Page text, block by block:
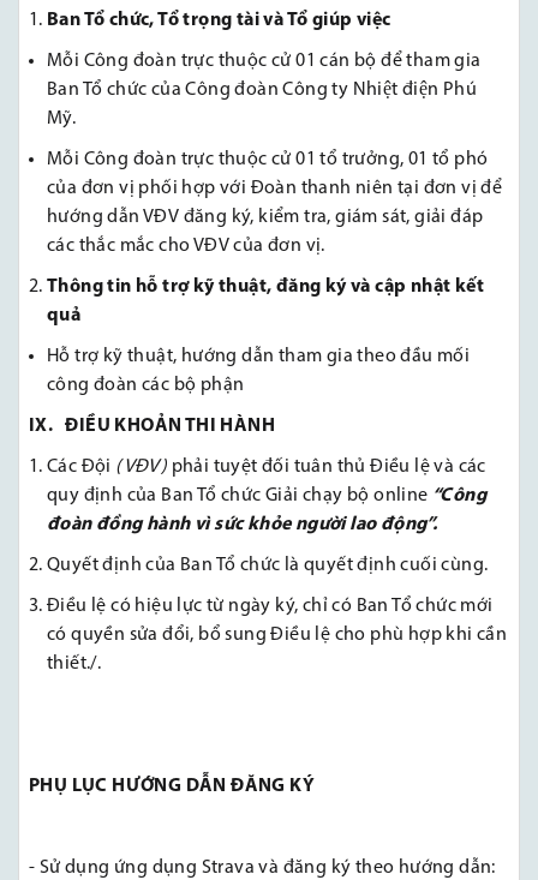
Ban Tổ chức, Tổ trọng tài và Tổ giúp việc
Mỗi Công đoàn trực thuộc cử 01 cán bộ để tham gia
Ban Tổ chức của Công đoàn Công ty Nhiệt điện Phú
Mỹ.
Mỗi Công đoàn trực thuộc cử 01 tổ trưởng, 01 tổ phó
của đơn vị phối hợp với Đoàn thanh niên tại đơn vị để
hướng dẫn VĐV đăng ký, kiểm tra, giám sát, giải đáp
các thắc mắc cho VĐV của đơn vị.
Thông tin hỗ trợ kỹ thuật, đăng ký và cập nhật kết
quả
Hỗ trợ kỹ thuật, hướng dẫn tham gia theo đầu mối
công đoàn các bộ phận
IX. ĐIỀU KHOẢN THI HÀNH
Các Đội (VĐV) phải tuyệt đối tuân thủ Điều lệ và các
quy định của Ban Tổ chức Giải chạy bộ online “Công
đoàn đồng hành vì sức khỏe người lao động”.
Quyết định của Ban Tổ chức là quyết định cuối cùng.
Điều lệ có hiệu lực từ ngày ký, chỉ có Ban Tổ chức mới
có quyền sửa đổi, bổ sung Điều lệ cho phù hợp khi cần
thiết./.
PHỤ LỤC HƯỚNG DẪN ĐĂNG KÝ
- Sử dụng ứng dụng Strava và đăng ký theo hướng dẫn: